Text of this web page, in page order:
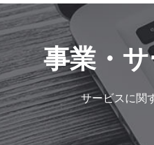
事業・
サービスに関